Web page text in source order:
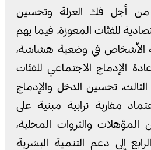
من أجل فك العزلة وتحسين
للفئات المعوزة، فيما يهم
الأشخاص في وضعية هشاشة،
الإدماج الاجتماعي للفئات
الثالث، تحسين الدخل والإدماج
مقاربة ترابية مبنية على
والثروات المحلية،
إلى دعم التنمية البشرية